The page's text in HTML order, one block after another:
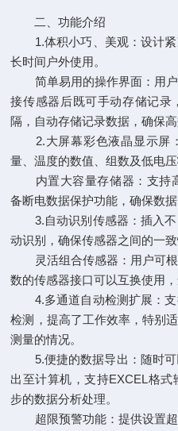
二、功能介绍
1.体积小巧、美观：设计紧
长时间户外使用。
简单易用的操作界面：用户
接传感器后既可手动存储记录
隔，自动存储记录数据，确保高
2.大屏幕彩色液晶显示屏
量、温度的数值、组数及低电
内置大容量存储器：支持
备断电数据保护功能，确保数据
3.自动识别传感器：插入不
动识别，确保传感器之间的一
灵活组合传感器：用户可根
数的传感器接口可以互换使用
4.多通道自动检测扩展：支
检测，提高了工作效率，特别
测量的情况。
5.便捷的数据导出：随时可
出至计算机，支持EXCEL格
步的数据分析处理。
超限预警功能：提供设置超